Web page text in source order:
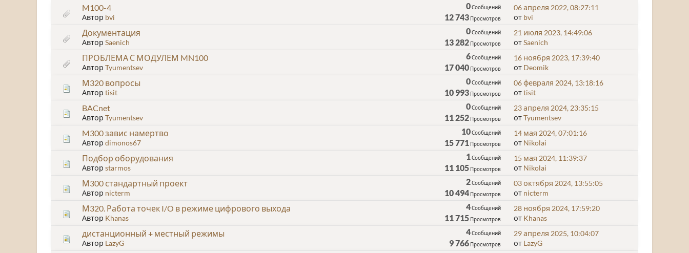
M100-4
Автор bvi
0Сообщений
12 743 Просмотров
06 апреля 2022, 08:27:11
от bvi
Документация
Автор Saenich
0Сообщений
13 282 Просмотров
21 июля 2023, 14:49:06
отSaenich
ПРОБЛЕМА С МОДУЛЕМ MN100
Автор Tyumentsev
6Сообщений
17 040 Просмотров
16 ноября 2023, 17:39:40
от Deomik
М320 вопросы
Автор tisit
0Сообщений
10 993 Просмотров
06 февраля 2024, 13:18:16
отtisit
BACnet
Автор Tyumentsev
0Сообщений
11 252 Просмотров
23 апреля 2024, 23:35:15
отTyumentsev
M300 завис намертво
Автор dimonos67
10Сообщений
15 771 Просмотров
14 мая 2024, 07:01:16
от Nikolai
Подбор оборудования
Автор starmos
1 Сообщений
11 105 Просмотров
15 мая 2024, 11:39:37
от Nikolai
М300 стандартный проект
Автор nicterm
2Сообщений
10 494 Просмотров
03 октября 2024, 13:55:05
от nicterm
М320. Работа точек I/O в режиме цифрового выхода
Автор Khanas
4Сообщений
11 715 Просмотров
28 ноября 2024, 17:59:20
от Khanas
дистанционный + местный режимы
Автор LazyG
4Сообщений
9 766 Просмотров
29 апреля 2025, 10:04:07
от LazyG